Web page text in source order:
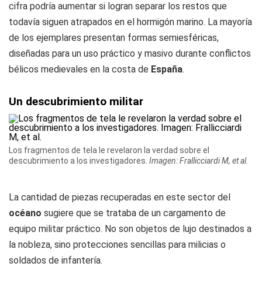
cifra podría aumentar si logran separar los restos que
todavía siguen atrapados en el hormigón marino. La mayoría
de los ejemplares presentan formas semiesféricas,
diseñadas para un uso práctico y masivo durante conflictos
bélicos medievales en la costa de España.
Un descubrimiento militar
Los fragmentos de tela le revelaron la verdad sobre el
descubrimiento a los investigadores. Imagen: Frallicciardi M, et al.
La cantidad de piezas recuperadas en este sector del
océano sugiere que se trataba de un cargamento de
equipo militar práctico. No son objetos de lujo destinados a
la nobleza, sino protecciones sencillas para milicias o
soldados de infantería.